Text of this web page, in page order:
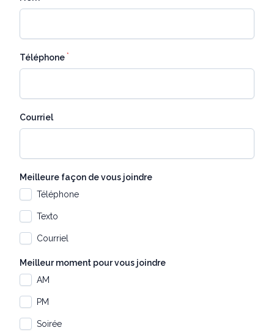
Téléphone *
Courriel
Meilleure façon de vous joindre
Téléphone
Texto
Courriel
Meilleur moment pour vous joindre
AM
PM
Soirée